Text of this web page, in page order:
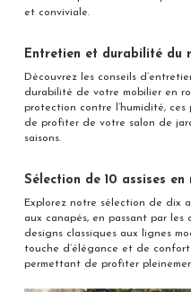
et conviviale.
Entretien et durabilité du
Découvrez les conseils
durabilité de votre mobilier en
protection contre l’humidité,
de profiter de votre salon de
saisons.
Sélection de 10 assises
Explorez notre sélection de dix
aux canapés, en passant par les
designs classiques aux lignes
touche d’élégance et de
permettant de profiter